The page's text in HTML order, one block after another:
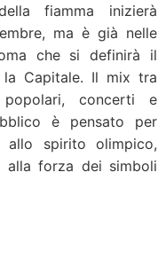
fiamma inizierà
ma è già nelle
che si definirà il
Capitale. Il mix tra
popolari, concerti e
è pensato per
spirito olimpico,
alla forza dei simboli